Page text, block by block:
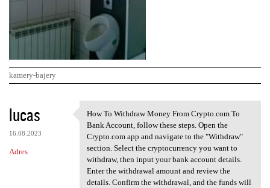
kamery-bajery
K
o
m
e
lucas
16.08.2023
Adres
How To Withdraw Money From
How To Withdraw Money From Crypto.com To
Bank Account, follow these steps. Open the
Crypto.com app and navigate to the "Withdraw"
section. Select the cryptocurrency you want to
withdraw, then input your bank account details.
Enter the withdrawal amount and review the
details. Confirm the withdrawal, and the funds will